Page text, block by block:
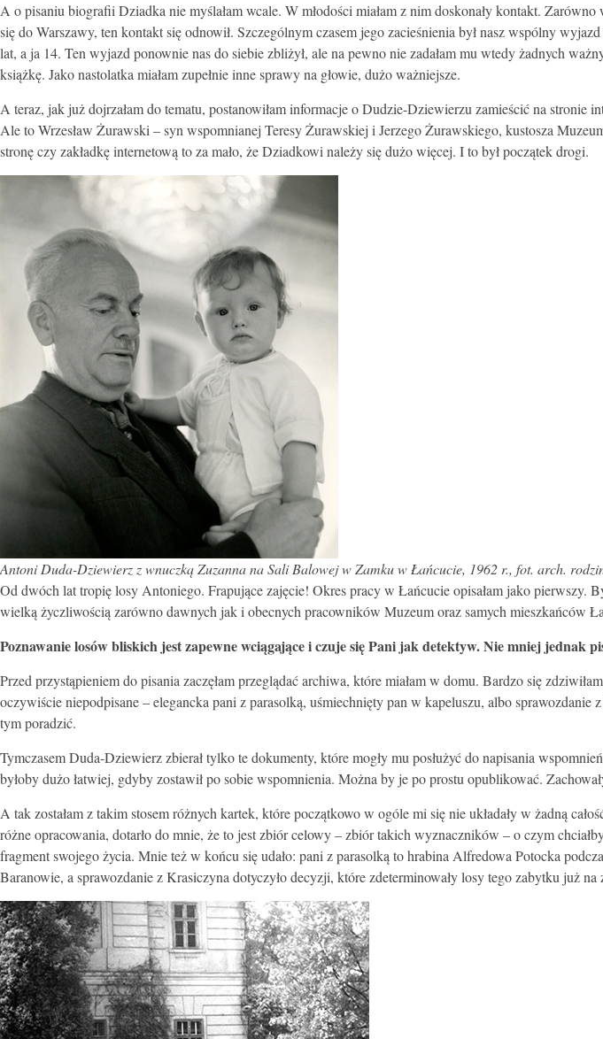
A o pisaniu biografii Dziadka nie myślałam wcale. W młodości miałam z nim doskonały kontakt.
się do Warszawy, ten kontakt się odnowił. Szczególnym czasem jego zacieśnienia był nasz wspólny
lat, a ja 14. Ten wyjazd ponownie nas do siebie zbliżył, ale na pewno nie zadałam mu wtedy żadnych
książkę. Jako nastolatka miałam zupełnie inne sprawy na głowie, dużo ważniejsze.
A teraz, jak już dojrzałam do tematu, postanowiłam informacje o Dudzie-Dziewierzu zamieścić na
Ale to Wrzesław Żurawski – syn wspomnianej Teresy Żurawskiej i Jerzego Żurawskiego, kustosza
stronę czy zakładkę internetową to za mało, że Dziadkowi należy się dużo więcej. I to był początek drogi.
Antoni Duda-Dziewierz z wnuczką Zuzanna na Sali Balowej w Zamku w Łańcucie, 1962 r., fot. arch.
Od dwóch lat tropię losy Antoniego. Frapujące zajęcie! Okres pracy w Łańcucie opisałam jako pierwszy.
wielką życzliwością zarówno dawnych jak i obecnych pracowników Muzeum oraz samych mieszkańców
Poznawanie losów bliskich jest zapewne wciągające i czuje się Pani jak detektyw. Nie mniej jednak
Przed przystąpieniem do pisania zaczęłam przeglądać archiwa, które miałam w domu. Bardzo się
oczywiście niepodpisane – elegancka pani z parasolką, uśmiechnięty pan w kapeluszu, albo
tym poradzić.
Tymczasem Duda-Dziewierz zbierał tylko te dokumenty, które mogły mu posłużyć do napisania
byłoby dużo łatwiej, gdyby zostawił po sobie wspomnienia. Można by je po prostu opublikować.
A tak zostałam z takim stosem różnych kartek, które początkowo w ogóle mi się nie układały w żadną
różne opracowania, dotarło do mnie, że to jest zbiór celowy – zbiór takich wyznaczników – o czym
fragment swojego życia. Mnie też w końcu się udało: pani z parasolką to hrabina Alfredowa Potocka
Baranowie, a sprawozdanie z Krasiczyna dotyczyło decyzji, które zdeterminowały losy tego zabytku już na